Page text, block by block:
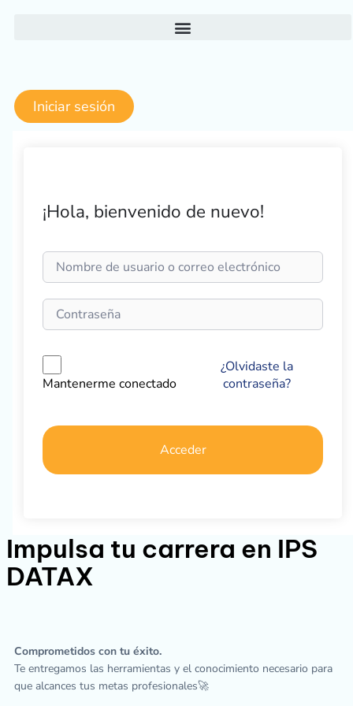
Iniciar sesión
¡Hola, bienvenido de nuevo!
Mantenerme conectado
¿Olvidaste la
contraseña?
Acceder
Impulsa tu carrera en IPS
DATAX
Comprometidos con tu éxito.
Te entregamos las herramientas y el conocimiento necesario para
que alcances tus metas profesionales🚀